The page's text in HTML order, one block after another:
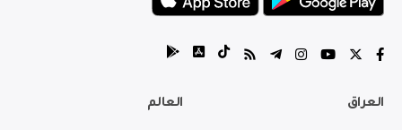
العراق العالم